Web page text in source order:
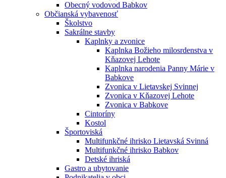
Obecný vodovod Babkov
Občianská vybavenosť
Školstvo
Sakrálne stavby
Kaplnky a zvonice
Kaplnka Božieho milosrdenstva v
Kňazovej Lehote
Kaplnka narodenia Panny Márie v
Babkove
Zvonica v Lietavskej Svinnej
Zvonica v Kňazovej Lehote
Zvonica v Babkove
Cintoríny
Kostol
Športoviská
Multifunkčné ihrisko Lietavská Svinná
Multifunkčné ihrisko Babkov
Detské ihriská
Gastro a ubytovanie